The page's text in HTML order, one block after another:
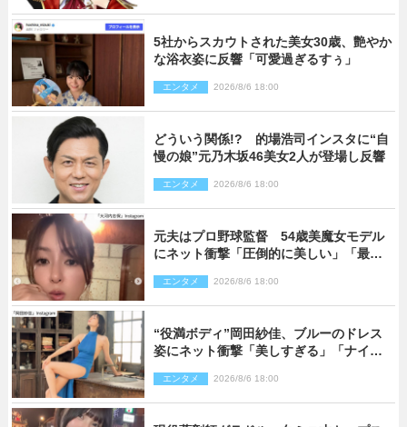
5社からスカウトされた美女30歳、艶やか
な浴衣姿に反響「可愛過ぎるすぅ」
エンタメ 2026/8/6 18:00
どういう関係!? 的場浩司インスタに“自
慢の娘”元乃木坂46美女2人が登場し反響
エンタメ 2026/8/6 18:00
元夫はプロ野球監督 54歳美魔女モデル
にネット衝撃「圧倒的に美しい」「最強
エンタメ 2026/8/6 18:00
“役満ボディ”岡田紗佳、ブルーのドレス
姿にネット衝撃「美しすぎる」「ナイ
エンタメ 2026/8/6 18:00